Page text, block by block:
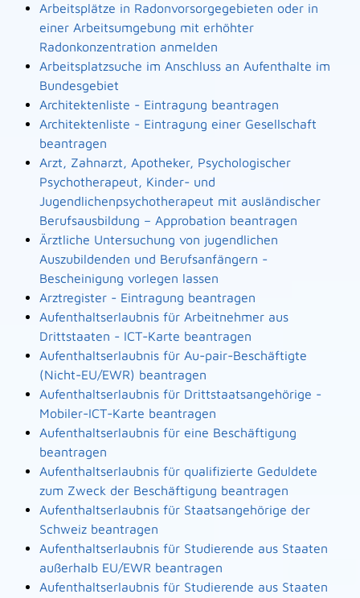
Arbeitsplätze in Radonvorsorgegebieten oder in
einer Arbeitsumgebung mit erhöhter
Radonkonzentration anmelden
Arbeitsplatzsuche im Anschluss an Aufenthalte im
Bundesgebiet
Architektenliste - Eintragung beantragen
Architektenliste - Eintragung einer Gesellschaft
beantragen
Arzt, Zahnarzt, Apotheker, Psychologischer
Psychotherapeut, Kinder- und
Jugendlichenpsychotherapeut mit ausländischer
Berufsausbildung – Approbation beantragen
Ärztliche Untersuchung von jugendlichen
Auszubildenden und Berufsanfängern -
Bescheinigung vorlegen lassen
Arztregister - Eintragung beantragen
Aufenthaltserlaubnis für Arbeitnehmer aus
Drittstaaten - ICT-Karte beantragen
Aufenthaltserlaubnis für Au-pair-Beschäftigte
(Nicht-EU/EWR) beantragen
Aufenthaltserlaubnis für Drittstaatsangehörige -
Mobiler-ICT-Karte beantragen
Aufenthaltserlaubnis für eine Beschäftigung
beantragen
Aufenthaltserlaubnis für qualifizierte Geduldete
zum Zweck der Beschäftigung beantragen
Aufenthaltserlaubnis für Staatsangehörige der
Schweiz beantragen
Aufenthaltserlaubnis für Studierende aus Staaten
außerhalb EU/EWR beantragen
Aufenthaltserlaubnis für Studierende aus Staaten